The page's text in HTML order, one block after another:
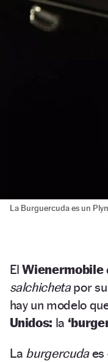
La Burguercuda es un
ElWienermobile
salchichetapor su
hay un modelo
Unidos: la
La burgercudaes